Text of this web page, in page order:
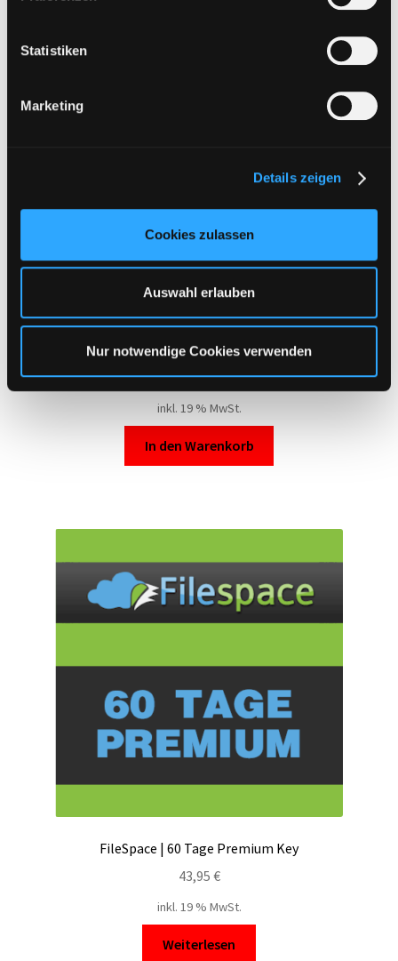
Statistiken
Marketing
Details zeigen
Cookies zulassen
Auswahl erlauben
Nur notwendige Cookies verwenden
VipFile.cc | 180 Tage Premium Key
74,45€
inkl. 19 % MwSt.
In den Warenkorb
FileSpace | 60 Tage Premium Key
43,95 €
inkl. 19 % MwSt.
Weiterlesen